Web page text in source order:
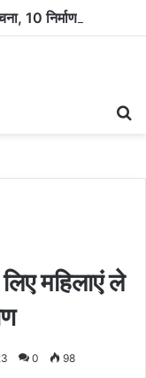
महिलाएं ले
0 98